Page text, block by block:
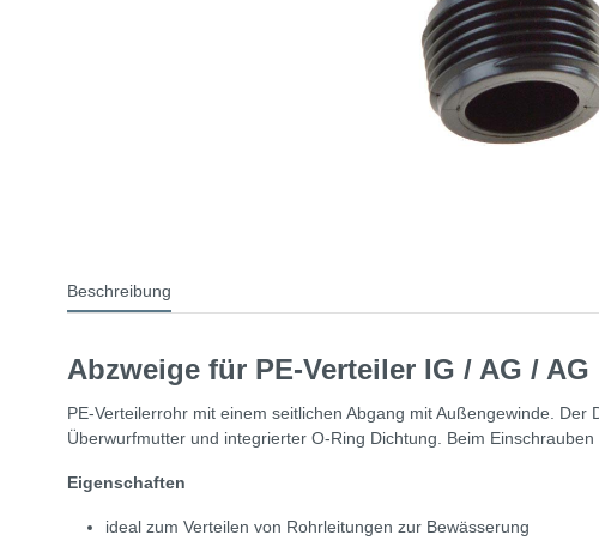
Beschreibung
Abzweige für PE-Verteiler IG / AG / AG
PE-Verteilerrohr mit einem seitlichen Abgang mit Außengewinde.
Überwurfmutter und integrierter O-Ring Dichtung. Beim
Eigenschaften
ideal zum Verteilen von Rohrleitungen zur Bewässerung